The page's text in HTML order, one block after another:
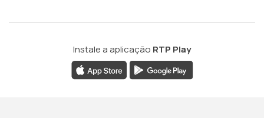
Instale a aplicação RTP Play